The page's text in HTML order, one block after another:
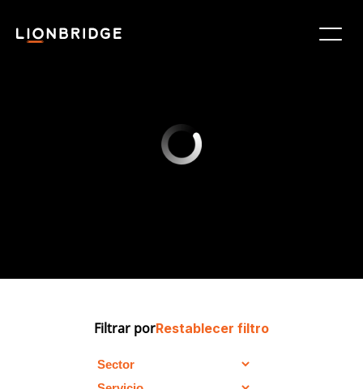
Filtrar porRestablecer filtro